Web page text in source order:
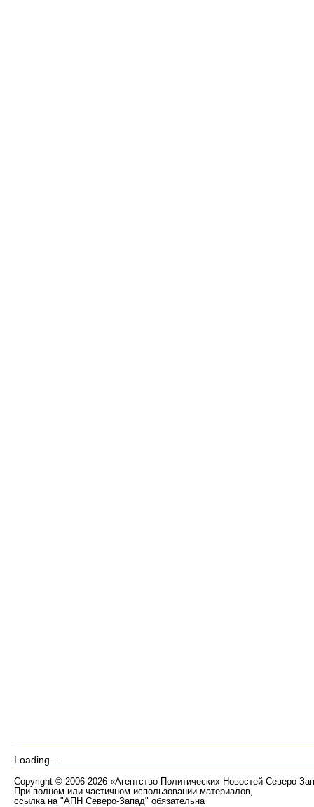
Loading...
Copyright © 2006-2026 «Агентство Политических Новостей Северо-
При полном или частичном использовании материалов,
ссылка на "АПН Северо-Запад" обязательна